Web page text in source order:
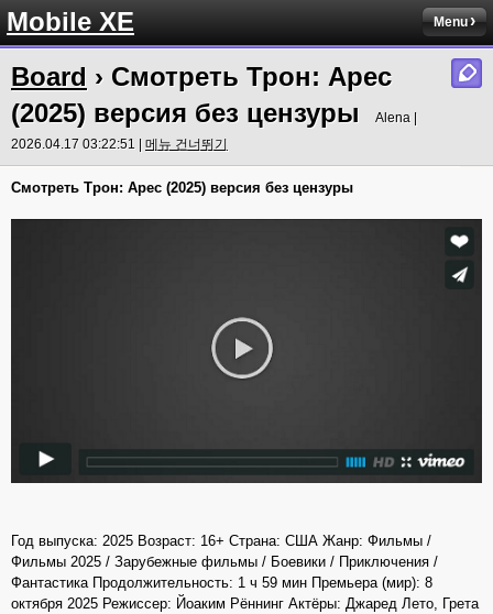
Mobile XE Menu
Board › Смотреть Трон: Арес
(2025) версия без цензуры
Alena |
2026.04.17 03:22:51 | 메뉴 건너뛰기
Смотреть Трон: Арес (2025) версия без цензуры
Год выпуска: 2025 Возраст: 16+ Страна: США Жанр: Фильмы /
Фильмы 2025 / Зарубежные фильмы / Боевики / Приключения /
Фантастика Продолжительность: 1 ч 59 мин Премьера (мир): 8
октября 2025 Режиссер: Йоаким Рённинг Актёры: Джаред Лето, Грета